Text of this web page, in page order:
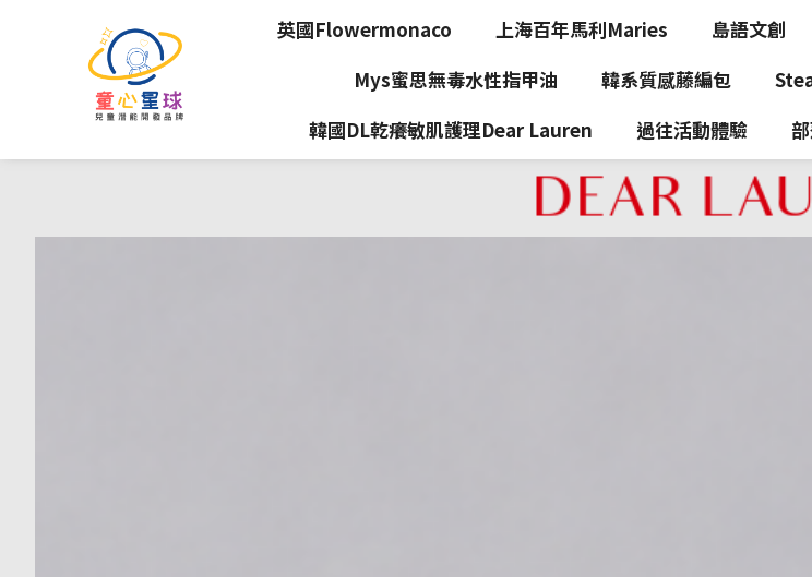
英國Flowermonaco 上海百年馬利Maries 島語文創
Mys蜜思無毒水性指甲油
韓系質感藤編包
韓國DL乾癢敏肌護理Dear Lauren
過往活動體驗